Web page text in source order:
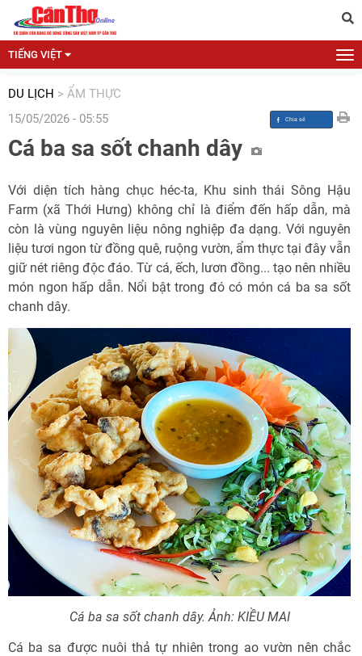
TIẾNG VIỆT
DU LỊCH > ẨM THỰC
15/05/2026 - 05:55
Cá ba sa sốt chanh dây
Với diện tích hàng chục héc-ta, Khu sinh thái Sông Hậu
Farm (xã Thới Hưng) không chỉ là điểm đến hấp dẫn, mà
còn là vùng nguyên liệu nông nghiệp đa dạng. Với nguyên
liệu tươi ngon từ đồng quê, ruộng vườn, ẩm thực tại đây vẫn
giữ nét riêng độc đáo. Từ cá, ếch, lươn đồng... tạo nên nhiều
món ngon hấp dẫn. Nổi bật trong đó có món cá ba sa sốt
chanh dây.
Cá ba sa sốt chanh dây. Ảnh: KIỀU MAI
Cá ba sa được nuôi thả tự nhiên trong ao vườn nên chắc